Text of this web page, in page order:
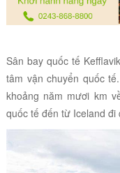
Sân bay quốc tế
tâm vận chuyển quốc
khoảng năm mươi km
quốc tế đến từ Iceland đi